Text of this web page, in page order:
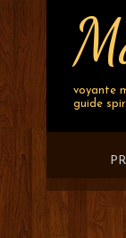
voyante
guide